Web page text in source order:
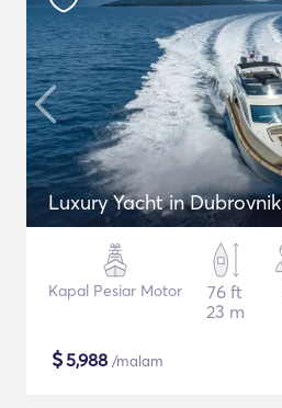
Luxury Yacht in Dubrovnik
Kapal Pesiar Motor
76 ft
23 m
$5,988 /malam